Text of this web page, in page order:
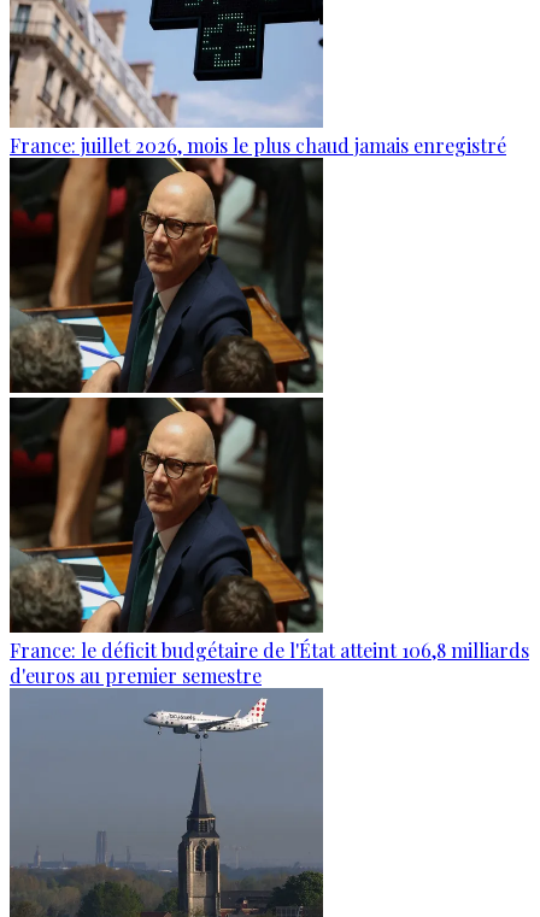
France: juillet 2026, mois le plus chaud jamais enregistré
France: le déficit budgétaire de l'État atteint 106,8 milliards
d'euros au premier semestre